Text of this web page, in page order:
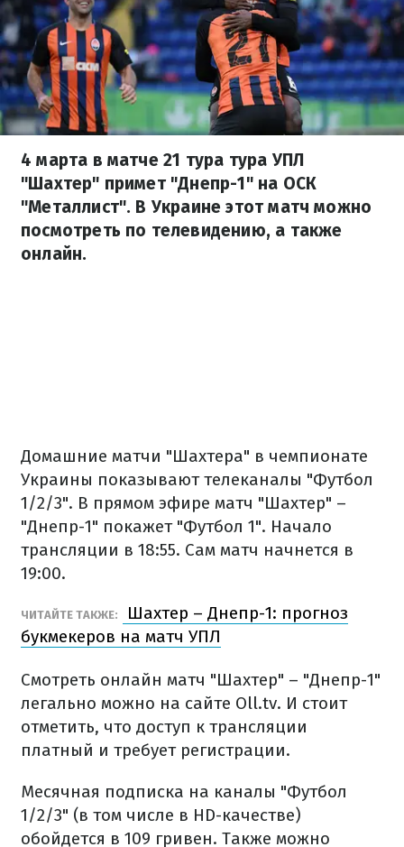
4 марта в матче 21 тура тура УПЛ
"Шахтер" примет "Днепр-1" на ОСК
"Металлист". В Украине этот матч можно
посмотреть по телевидению, а также
онлайн.
Домашние матчи "Шахтера" в чемпионате
Украины показывают телеканалы "Футбол
1/2/3". В прямом эфире матч "Шахтер" –
"Днепр-1" покажет "Футбол 1". Начало
трансляции в 18:55. Сам матч начнется в
19:00.
ЧИТАЙТЕ ТАКЖЕ:
Шахтер – Днепр-1: прогноз
букмекеров на матч УПЛ
Смотреть онлайн матч "Шахтер" – "Днепр-1"
легально можно на сайте Oll.tv. И стоит
отметить, что доступ к трансляции
платный и требует регистрации.
Месячная подписка на каналы "Футбол
1/2/3" (в том числе в HD-качестве)
обойдется в 109 гривен. Также можно